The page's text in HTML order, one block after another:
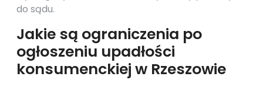
do sądu.
Jakie są ograniczenia po
ogłoszeniu upadłości
konsumenckiej w Rzeszowie